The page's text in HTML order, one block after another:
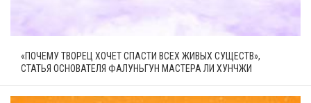
«ПОЧЕМУ ТВОРЕЦ ХОЧЕТ СПАСТИ ВСЕХ ЖИВЫХ СУЩЕСТВ»,
СТАТЬЯ ОСНОВАТЕЛЯ ФАЛУНЬГУН МАСТЕРА ЛИ ХУНЧЖИ